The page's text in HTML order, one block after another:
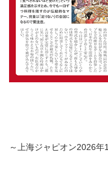
～上海ジャピオン2026年1